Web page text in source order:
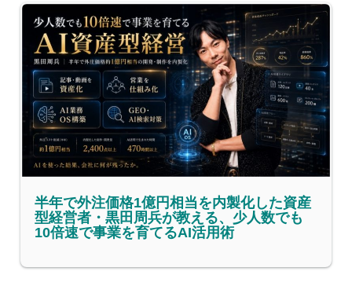
半年で外注価格1億円相当を内製化した資産
型経営者・黒田周兵が教える、少人数でも
10倍速で事業を育てるAI活用術